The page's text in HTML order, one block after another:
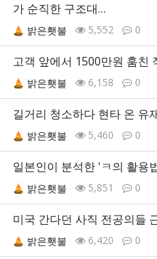
가 순직한 구조대…
밝은횃불 5,552 0
고객 앞에서 1500만원 훔친
밝은횃불 6,158 0
길거리 청소하다 현타 온 유
밝은횃불 5,460 0
일본인이 분석한 'ㅋ의 활용
밝은횃불 5,851 0
미국 간다던 사직 전공의들
밝은횃불 6,420 0